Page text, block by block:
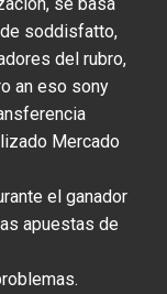
soddisfatto,
del rubro,
an eso sony
Mercado
el ganador
apuestas de